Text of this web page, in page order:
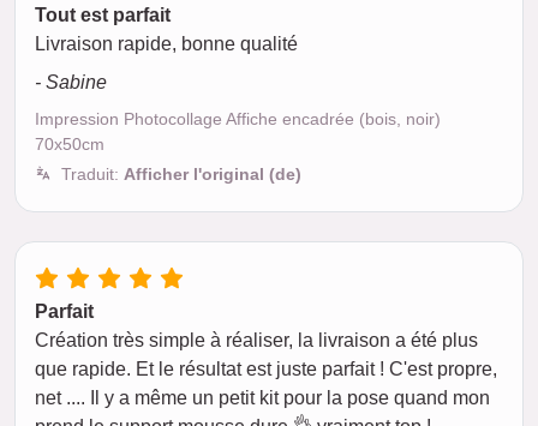
Tout est parfait
Livraison rapide, bonne qualité
- Sabine
Impression Photocollage Affiche encadrée (bois, noir)
70x50cm
Traduit: Afficher l'original (de)
Parfait
Création très simple à réaliser, la livraison a été plus
que rapide. Et le résultat est juste parfait ! C'est propre,
net .... Il y a même un petit kit pour la pose quand mon